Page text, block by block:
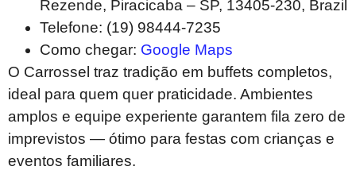
Rezende, Piracicaba – SP, 13405-230, Brazil
Telefone: (19) 98444-7235
Como chegar: Google Maps
O Carrossel traz tradição em buffets completos,
ideal para quem quer praticidade. Ambientes
amplos e equipe experiente garantem fila zero de
imprevistos — ótimo para festas com crianças e
eventos familiares.